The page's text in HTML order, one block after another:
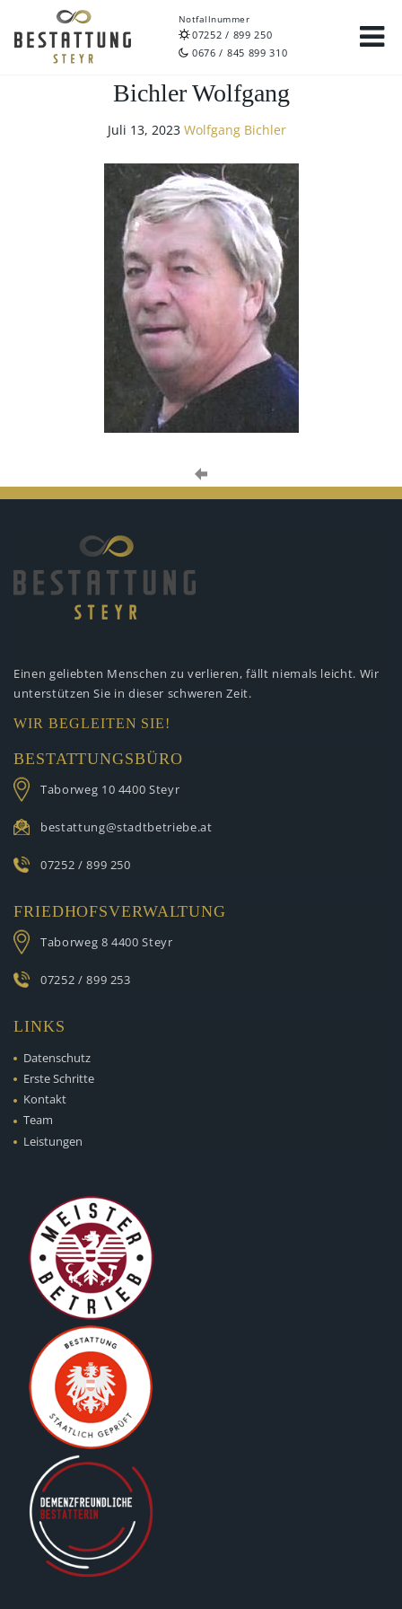
Notfallnummer
07252 / 899 250
0676 / 845 899 310
Bichler Wolfgang
Juli 13, 2023 Wolfgang Bichler
Einen geliebten Menschen zu verlieren, fällt niemals leicht. Wir
unterstützen Sie in dieser schweren Zeit.
WIR BEGLEITEN SIE!
BESTATTUNGSBÜRO
Taborweg 10 4400 Steyr
bestattung@stadtbetriebe.at
07252 / 899 250
FRIEDHOFSVERWALTUNG
Taborweg 8 4400 Steyr
07252 / 899 253
LINKS
Datenschutz
Erste Schritte
Kontakt
Team
Leistungen